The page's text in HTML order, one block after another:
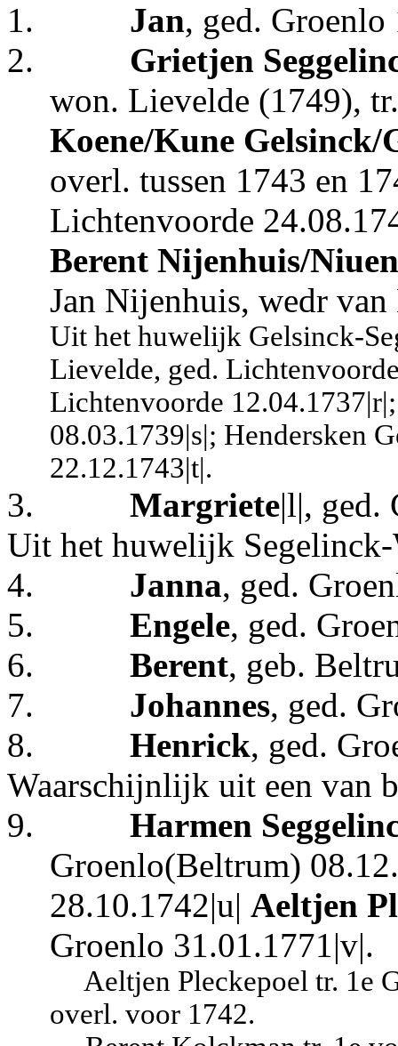
1.
Jan, ged.
2.
Grietjen
won. Lievelde (1749),
Koene/Kune Gelsinck/
overl. tussen 1743 en
Lichtenvoorde
Berent Nijenhuis/
Jan Nijenhuis, wedr
Uit het huwelijk Gelsinck-
Lievelde, ged.
Lichtenvoorde
08.03.1739|s|; Hendersken
22.12.1743|t|.
3. Margriete|l|, ged.
Uit het huwelijk
4.
Janna, ged.
5.
Engele, ged.
6.
Berent, geb.
7.
Johannes, ged.
8.
Henrick, ged.
Waarschijnlijk uit een van
9.
Harmen
Groenlo(Beltrum)
28.10.1742|u| Aeltjen
Groenlo 31.01.1771|v|.
Aeltjen Pleckepoel tr. 1e
overl. voor 1742.